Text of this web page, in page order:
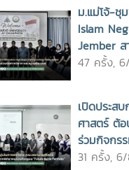
ม.แม่โจ้-ชุ
Islam
Jember ส
47 ครั้ง,
เปิดประส
ศาสตร์ ต้อ
ร่วมกิจกร
31 ครั้ง,